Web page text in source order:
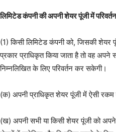
लिमिटेड कंपनी की अपनी शेयर पूंजी में
(1) किसी लिमिटेड कंपनी को, जिसकी शेयर
प्रकार प्राधिकृत किया जाता है तो वह
निम्नलिखित के लिए परिवर्तन कर सकेगी।
(क) अपनी प्राधिकृत शेयर पूंजी में ऐसी
(ख) अपनी सभी या किसी शेयर पूंजी को अपने